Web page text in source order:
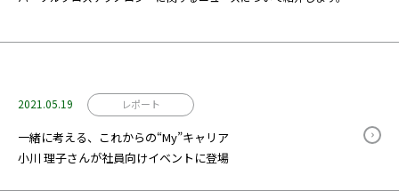
2021.05.19 レポート
一緒に考える、これからの“My”キャリア
小川 理子さんが社員向けイベントに登場